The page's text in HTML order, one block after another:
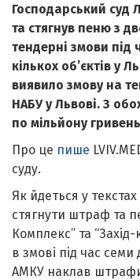
Господарський суд
та стягнув пеню з
тендерні змови під
кількох об’єктів у
виявило змову на
НАБУ у Львові. З
по мільйону
Про це пише
суду.
Як йдеться у
стягнути штраф та
Комплекс” та
в змові під час
АМКУ наклав